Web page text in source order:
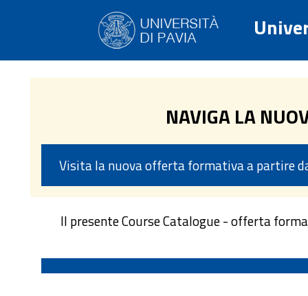
NAVIGA LA
Visita la nuova offerta formativa a partire
Il presente Course Catalogue - offerta